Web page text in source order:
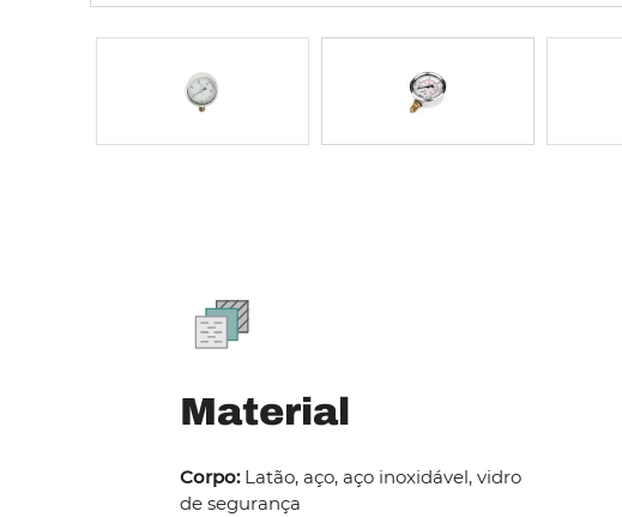
Material
Corpo:Latão, aço, aço inoxidável, vidro
de segurança